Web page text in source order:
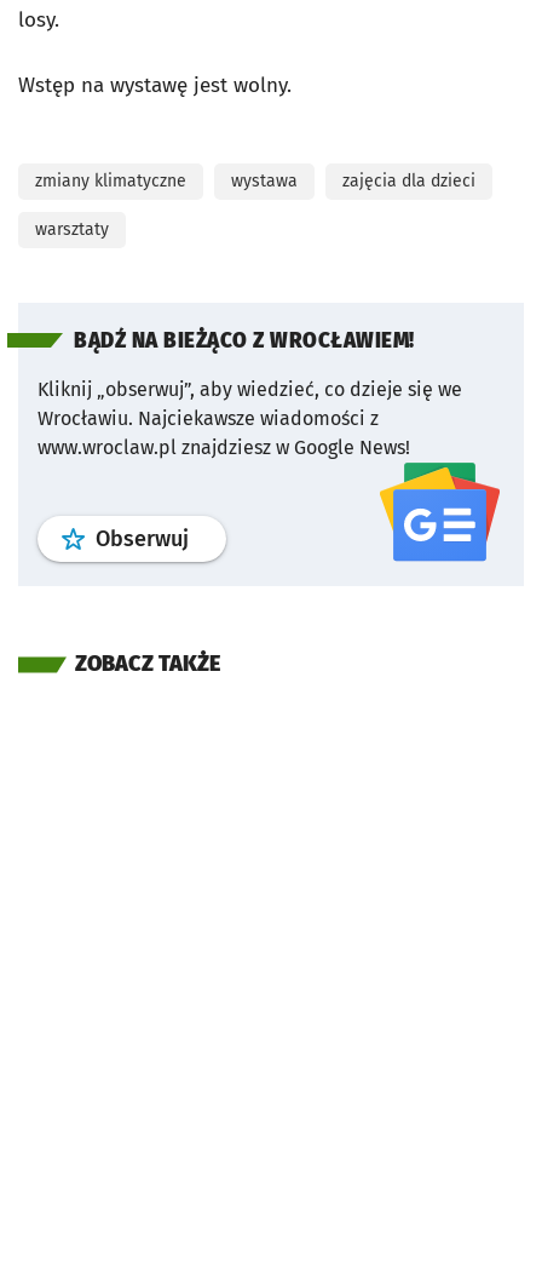
losy.
Wstęp na wystawę jest wolny.
zmiany klimatyczne wystawa zajęcia dla dzieci
warsztaty
BĄDŹ NA BIEŻĄCO Z WROCŁAWIEM!
Kliknij „obserwuj”, aby wiedzieć, co dzieje się we
Wrocławiu. Najciekawsze wiadomości z
www.wroclaw.pl znajdziesz w Google News!
Obserwuj profil serwisu
ZOBACZ TAKŻE